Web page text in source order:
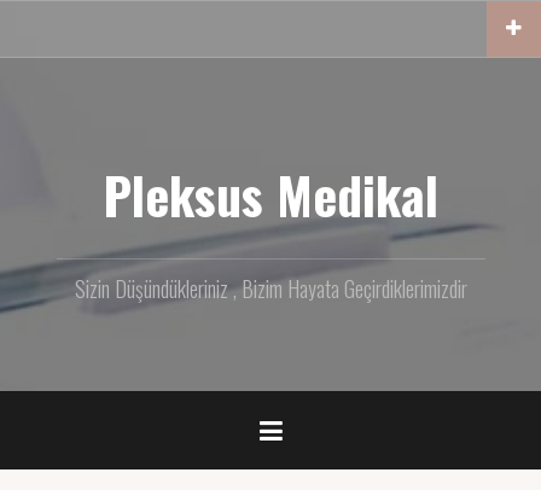
Pleksus Medikal
Sizin Düşündükleriniz , Bizim Hayata Geçirdiklerimizdir